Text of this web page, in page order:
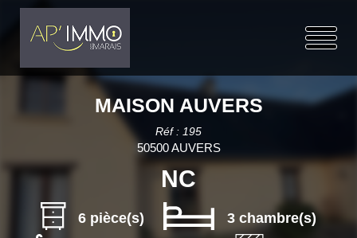
MAISON AUVERS
Réf : 195
50500 AUVERS
NC
6 pièce(s)
3 chambre(s)